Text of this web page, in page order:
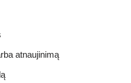
atnaujinimą